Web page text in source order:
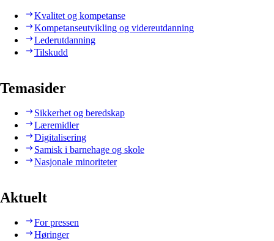
Kvalitet og kompetanse
Kompetanseutvikling og videreutdanning
Lederutdanning
Tilskudd
Temasider
Sikkerhet og beredskap
Læremidler
Digitalisering
Samisk i barnehage og skole
Nasjonale minoriteter
Aktuelt
For pressen
Høringer